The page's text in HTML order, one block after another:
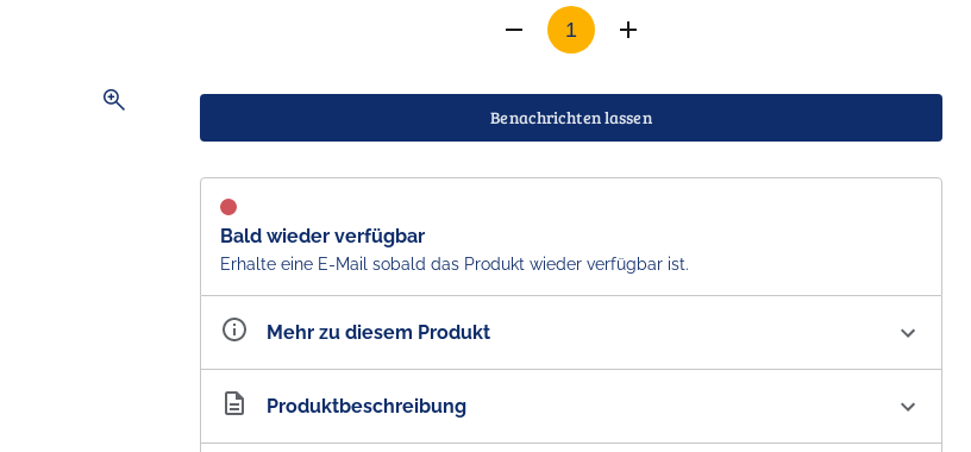
zoom_in
Benachrichten lassen
Bald wieder verfügbar
Erhalte eine E-Mail sobald das Produkt wieder verfügbar ist.
Mehr zu diesem Produkt
Artikelnummer AU101574
Produktbeschreibung